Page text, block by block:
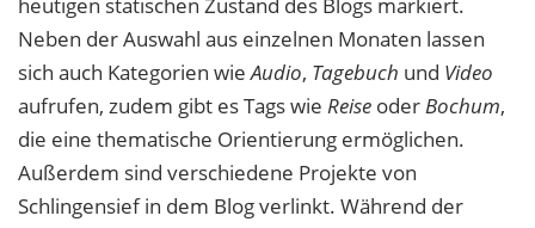
Neben der Auswahl aus einzelnen Monaten lassen
sich auch Kategorien wieAudio, Tagebuch und Video
aufrufen, zudem gibt es Tags wie Reise oderBochum,
die eine thematische Orientierung ermöglichen.
Außerdem sind verschiedene Projekte von
Schlingensief in dem Blog verlinkt. Während der